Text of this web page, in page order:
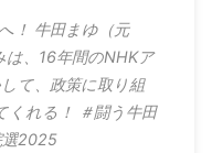
！ 牛田まゆ（元
は、16年間のNHKア
て、政策に取り組
くれる！ ＃闘う牛田
選2025